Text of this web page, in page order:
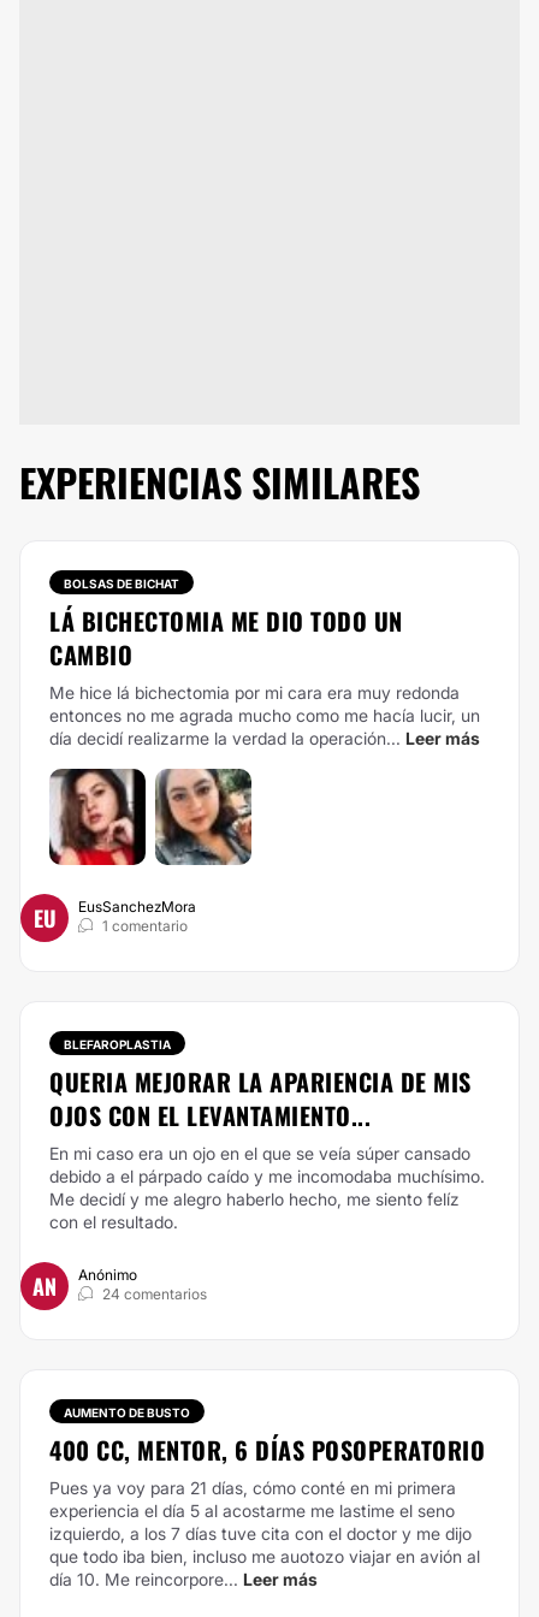
EXPERIENCIAS SIMILARES
BOLSAS DE BICHAT
LÁ BICHECTOMIA ME DIO TODO UN
CAMBIO
Me hice lá bichectomia por mi cara era muy redonda
entonces no me agrada mucho como me hacía lucir, un
día decidí realizarme la verdad la operación... Leer más
EU
EusSanchezMora
1 comentario
BLEFAROPLASTIA
QUERIA MEJORAR LA APARIENCIA DE MIS
OJOS CON EL LEVANTAMIENTO...
En mi caso era un ojo en el que se veía súper cansado
debido a el párpado caído y me incomodaba muchísimo.
Me decidí y me alegro haberlo hecho, me siento felíz
con el resultado.
AN
Anónimo
24 comentarios
AUMENTO DE BUSTO
400 CC, MENTOR, 6 DÍAS POSOPERATORIO
Pues ya voy para 21 días, cómo conté en mi primera
experiencia el día 5 al acostarme me lastime el seno
izquierdo, a los 7 días tuve cita con el doctor y me dijo
que todo iba bien, incluso me auotozo viajar en avión al
día 10. Me reincorpore... Leer más